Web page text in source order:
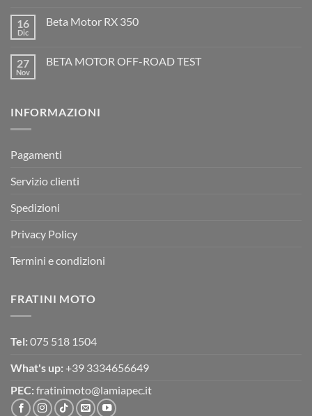
2026:
è
arrivata
su
Motocross
è
16
Dic
Beta Motor RX 350
Beta
27
Nov
BETA MOTOR OFF-ROAD TEST
MOTOR
INFORMAZIONI
Pagamenti
Servizio clienti
Spedizioni
Privacy Policy
Termini e condizioni
FRATINI MOTO
Tel: 075 518 1504
What's up: +39 3334656649
PEC: fratinimoto@lamiapec.it